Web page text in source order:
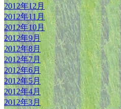
2012年12月
2012年11月
2012年10月
2012年9月
2012年8月
2012年7月
2012年6月
2012年5月
2012年4月
2012年3月